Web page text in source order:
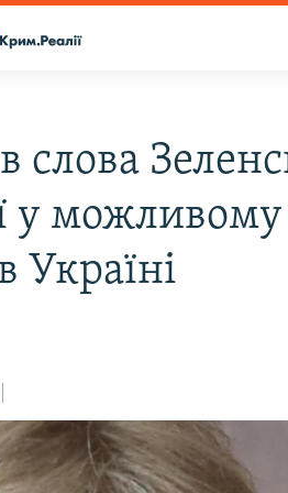
слова
у можливому
Україні